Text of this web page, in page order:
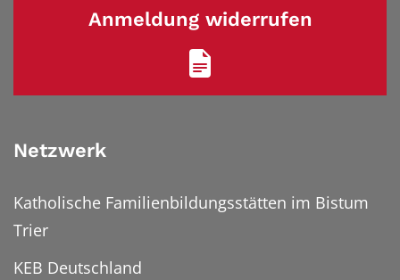
Anmeldung widerrufen
Netzwerk
Katholische Familienbildungsstätten im Bistum
Trier
KEB Deutschland